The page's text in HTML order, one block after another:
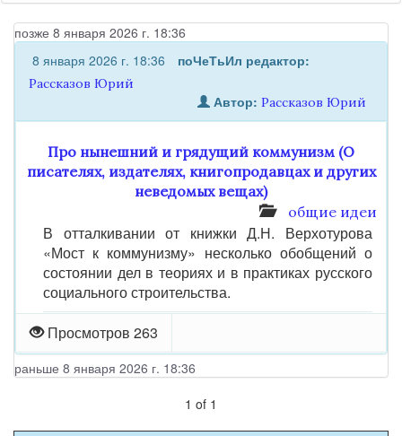
позже 8 января 2026 г. 18:36
8 января 2026 г. 18:36
поЧеТьИл редактор:
Рассказов Юрий
Автор: Рассказов Юрий
Про нынешний и грядущий коммунизм (О
писателях, издателях, книгопродавцах и других
неведомых вещах)
общие идеи
В отталкивании от книжки Д.Н. Верхотурова
«Мост к коммунизму» несколько обобщений о
состоянии дел в теориях и в практиках русского
социального строительства.
Просмотров 263
раньше 8 января 2026 г. 18:36
1 of 1